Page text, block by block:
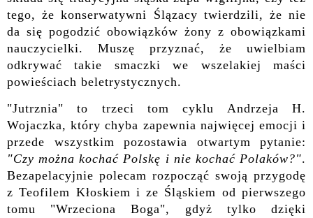
tego, że konserwatywni Ślązacy twierdzili, że nie
da się pogodzić obowiązków żony z obowiązkami
nauczycielki. Muszę przyznać, że uwielbiam
odkrywać takie smaczki we wszelakiej maści
powieściach beletrystycznych.
"Jutrznia" to trzeci tom cyklu Andrzeja H.
Wojaczka, który chyba zapewnia najwięcej emocji i
przede wszystkim pozostawia otwartym pytanie:
"Czy można kochać Polskę i nie kochać Polaków?".
Bezapelacyjnie polecam rozpocząć swoją przygodę
z Teofilem Kłoskiem i ze Śląskiem od pierwszego
tomu "Wrzeciona Boga", gdyż tylko dzięki